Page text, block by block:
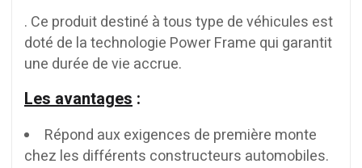
. Ce produit destiné à tous type de véhicules est
doté de la technologie Power Frame qui garantit
une durée de vie accrue.
Les avantages :
Répond aux exigences de première monte
chez les différents constructeurs automobiles.